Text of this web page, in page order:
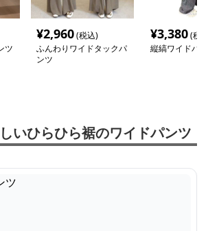
ツ
¥2,960(税込)
ふんわりワイドタックパ
ンツ
¥3,380(税
縦縞ワイドパ
いひらひら裾のワイドパンツ